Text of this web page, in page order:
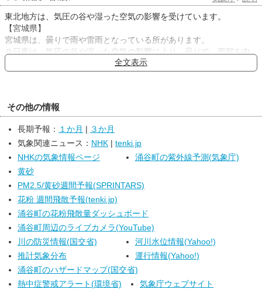
東北地方は、気圧の谷や湿った空気の影響を受けています。
【宮城県】
宮城県は、曇りで雨や雷雨となっている所があります。
９日夜は、気圧の谷や湿った空気の影響により、曇りで、西部を中
心に雷を伴って激しい雨の降る所があるでしょう。
東北地方は、曇りや晴れで、雷を伴って非常に激しい雨の降ってい
９日夜は、気圧の谷や湿った空気の影響により、曇りや雨で、雷を
伴って激しい雨の降る所があるでしょう。
１０日は、湿った空気や寒気の影響により、曇りの所が多く、雨の
降る所もありますが、高気圧に覆われて、日本海側では晴れる所が
多くなる見込みです。
全文表示
その他の情報
長期予報： １か月
３か月
気象関連ニュース： NHK
tenki.jp
NHKの気象情報ページ
涌谷町の紫外線予測(気象庁)
黄砂
PM2.5/黄砂週間予報(SPRINTARS)
花粉 週間飛散予報(tenki.jp)
涌谷町の花粉飛散量ダッシュボード
涌谷町周辺のライブカメラ(YouTube)
川の防災情報(国交省)
河川水位情報(Yahoo!)
推計気象分布
運行情報(Yahoo!)
涌谷町のハザードマップ(国交省)
熱中症警戒アラート(環境省)
気象庁ウェブサイト